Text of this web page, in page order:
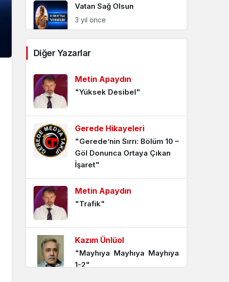
Vatan Sağ Olsun
3 yıl önce
Kudüs Sevdası – Filistin
3 yıl önce
Diğer Yazarlar
Metin Apaydın
"Yüksek Desibel"
Gerede Hikayeleri
"Gerede’nin Sırrı: Bölüm 10 –
Göl Donunca Ortaya Çıkan
İşaret"
Metin Apaydın
"Trafik"
Kazım Ünlüol
"Mayhıya Mayhıya Mayhıya
1-2"